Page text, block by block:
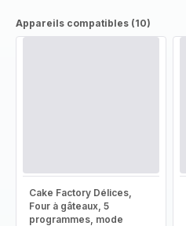
Appareils compatibles (10)
Cake Factory Délices,
Four à gâteaux, 5
programmes, mode